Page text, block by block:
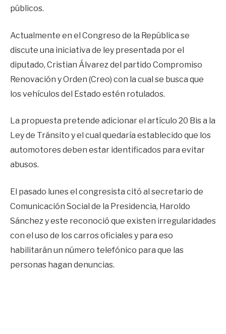
públicos.
Actualmente en el Congreso de la República se
discute una iniciativa de ley presentada por el
diputado, Cristian Álvarez del partido Compromiso
Renovación y Orden (Creo) con la cual se busca que
los vehículos del Estado estén rotulados.
La propuesta pretende adicionar el artículo 20 Bis a la
Ley de Tránsito y el cual quedaría establecido que los
automotores deben estar identificados para evitar
abusos.
El pasado lunes el congresista citó al secretario de
Comunicación Social de la Presidencia, Haroldo
Sánchez y este reconoció que existen irregularidades
con el uso de los carros oficiales y para eso
habilitarán un número telefónico para que las
personas hagan denuncias.